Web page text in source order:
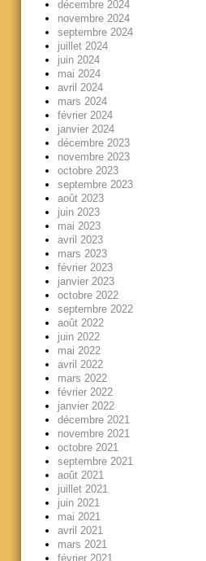
décembre 2024
novembre 2024
septembre 2024
juillet 2024
juin 2024
mai 2024
avril 2024
mars 2024
février 2024
janvier 2024
décembre 2023
novembre 2023
octobre 2023
septembre 2023
août 2023
juin 2023
mai 2023
avril 2023
mars 2023
février 2023
janvier 2023
octobre 2022
septembre 2022
août 2022
juin 2022
mai 2022
avril 2022
mars 2022
février 2022
janvier 2022
décembre 2021
novembre 2021
octobre 2021
septembre 2021
août 2021
juillet 2021
juin 2021
mai 2021
avril 2021
mars 2021
février 2021